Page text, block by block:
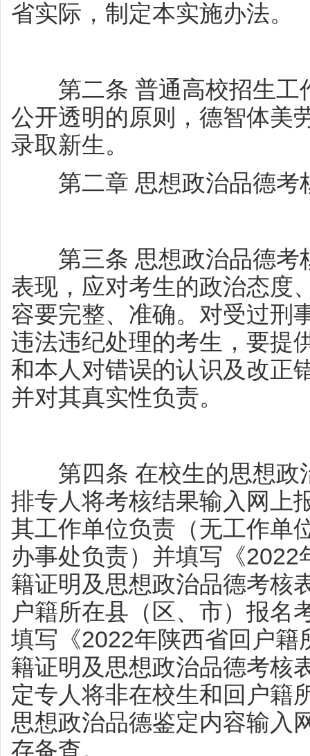
省实际，制定本实施办法。
第二条 普通高校招生工
公开透明的原则，德智体美
录取新生。
第二章 思想政治品德考
第三条 思想政治品德考
表现，应对考生的政治态度
容要完整、准确。对受过刑
违法违纪处理的考生，要提
和本人对错误的认识及改正
并对其真实性负责。
第四条 在校生的思想政
排专人将考核结果输入网上
其工作单位负责（无工作单
办事处负责）并填写《
籍证明及思想政治品德考核
户籍所在县（区、市）报名
填写《2022年陕西省回户
籍证明及思想政治品德考核
定专人将非在校生和回户籍
思想政治品德鉴定内容输入
存备查。